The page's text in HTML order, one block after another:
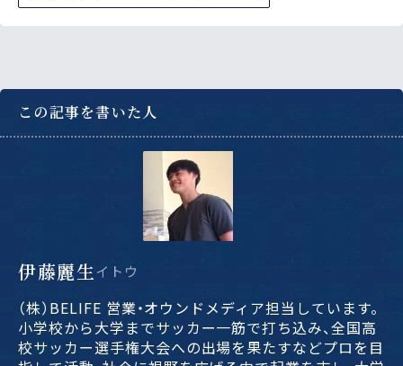
この記事を書いた人
伊藤麗生イトウ
（株）BELIFE 営業・オウンドメディア担当しています。
小学校から大学までサッカー一筋で打ち込み、全国高
校サッカー選手権大会への出場を果たすなどプロを目